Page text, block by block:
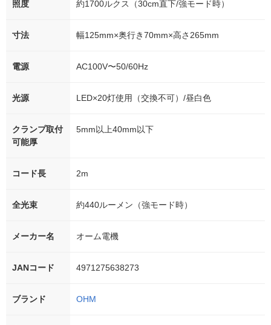
照度 約1700ルクス（30cm直下/強モード時）
寸法 幅125mm×奥行き70mm×高さ265mm
電源 AC100V〜50/60Hz
光源 LED×20灯使用（交換不可）/昼白色
クランプ取付
可能厚
5mm以上40mm以下
コード長 2m
全光束 約440ルーメン（強モード時）
メーカー名 オーム電機
JANコード 4971275638273
ブランド OHM